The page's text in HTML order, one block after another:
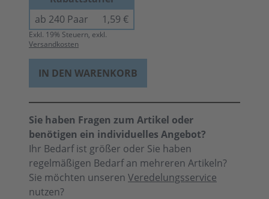
ab 240 Paar
1,59 €
Exkl. 19% Steuern, exkl.
Versandkosten
IN DEN WARENKORB
Sie haben Fragen zum Artikel oder
benötigen ein individuelles Angebot?
Ihr Bedarf ist größer oder Sie haben
regelmäßigen Bedarf an mehreren Artikeln?
Sie möchten unseren Veredelungsservice
nutzen?